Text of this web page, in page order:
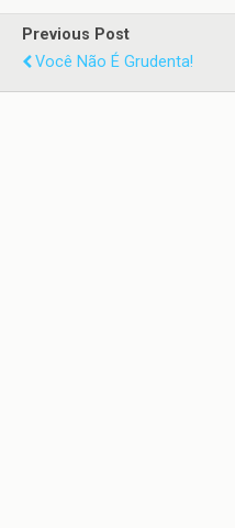
Previous Post
Você Não É Grudenta!